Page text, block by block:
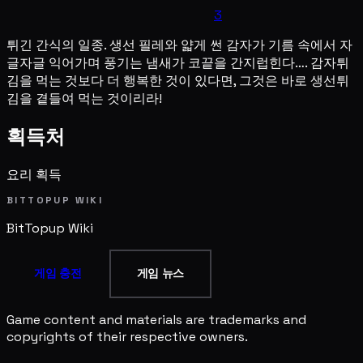
3
튀긴 간식의 일종. 생선 필레와 얇게 썬 감자가 기름 속에서 자
글자글 익어가며 풍기는 냄새가 코끝을 간지럽힌다…. 감자튀
김을 먹는 것보다 더 행복한 것이 있다면, 그것은 바로 생선튀
김을 곁들여 먹는 것이리라!
획득처
요리 획득
BITTOPUP WIKI
BitTopup Wiki
게임 충전 게임 뉴스
Game content and materials are trademarks and
copyrights of their respective owners.